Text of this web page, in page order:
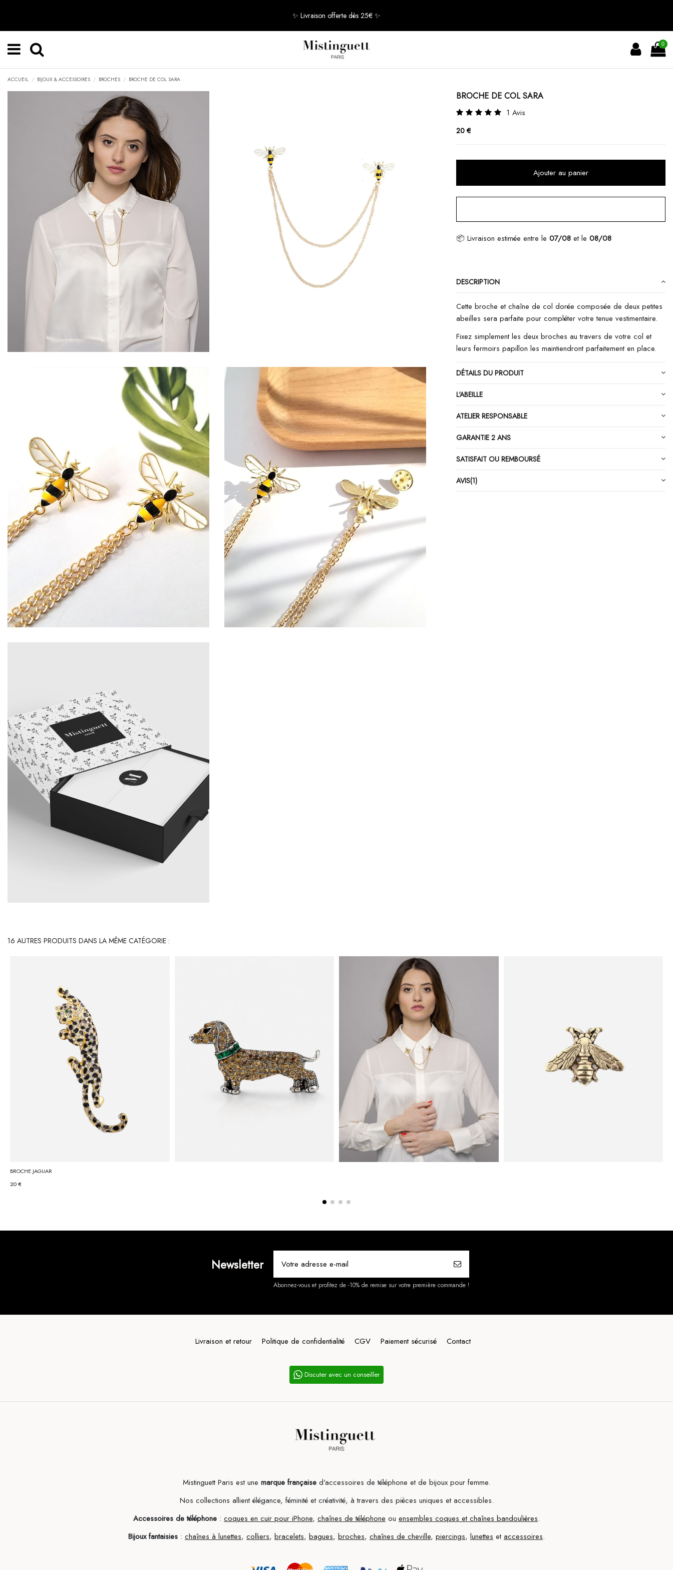
✨ Livraison offerte dès 25€ ✨
0
ACCUEIL BIJOUX & ACCESSOIRES BROCHES BROCHE DE COL SARA
BROCHE DE COL SARA
1 Avis
20 €
Ajouter au panier
📦 Livraison estimée entre le 07/08 et le 08/08
DESCRIPTION
Cette broche et chaîne de col dorée composée de deux petites
abeilles sera parfaite pour compléter votre tenue vestimentaire.
Fixez simplement les deux broches au travers de votre col et
leurs fermoirs papillon les maintiendront parfaitement en place.
DÉTAILS DU PRODUIT
L'ABEILLE
ATELIER RESPONSABLE
GARANTIE 2 ANS
SATISFAIT OU REMBOURSÉ
AVIS(1)
16 AUTRES PRODUITS DANS LA MÊME CATÉGORIE :
BROCHE JAGUAR
20 €
Newsletter
Abonnez-vous et profitez de -10% de remise sur votre première commande !
Livraison et retour Politique de confidentialité CGV Paiement sécurisé Contact
Discuter avec un conseiller
Mistinguett Paris est une marque française d'accessoires de téléphone et de bijoux pour femme.
Nos collections allient élégance, féminité et créativité, à travers des pièces uniques et accessibles.
Accessoires de téléphone : coques en cuir pour iPhone, chaînes de téléphone ou ensembles coques et chaînes bandoulières.
Bijoux fantaisies : chaînes à lunettes, colliers, bracelets, bagues, broches, chaînes de cheville, piercings, lunettes etaccessoires.